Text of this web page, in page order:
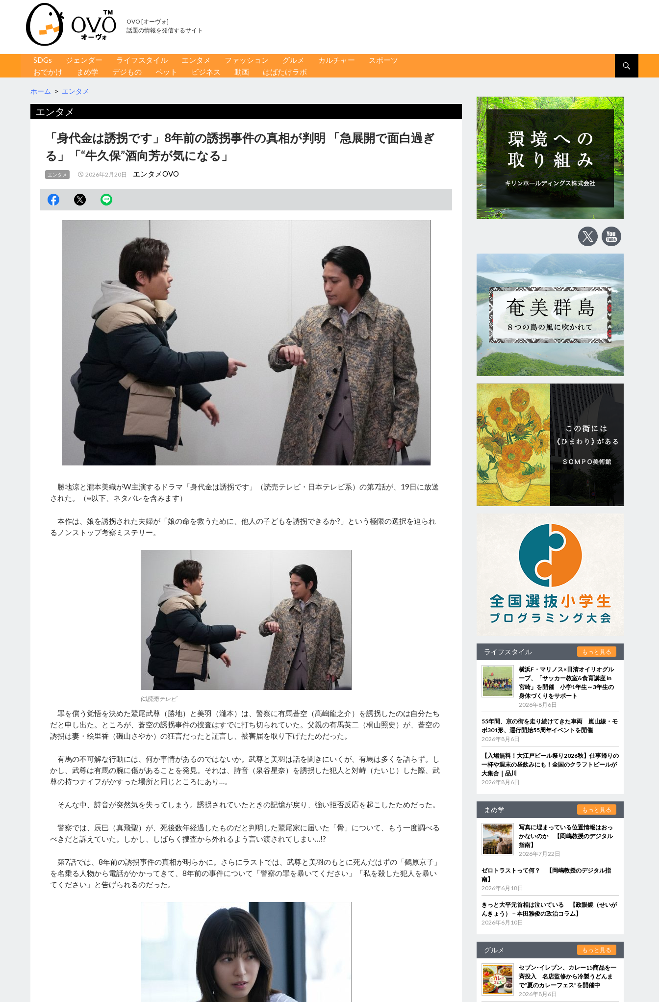
OVO [オーヴォ]
話題の情報を発信するサイト
コンテンツへ移動
SDGs ジェンダー ライフスタイル エンタメ ファッション グルメ カルチャー
スポーツ
おでかけ
まめ学 デジもの ペット ビジネス 動画 はばたけラボ
ホーム > エンタメ
エンタメ
「身代金は誘拐です」8年前の誘拐事件の真相が判明 「急展開で面白過ぎ
る」「“牛久保”酒向芳が気になる」
エンタメ 2026年2月20日 エンタメOVO
勝地涼と瀧本美織がW主演するドラマ「身代金は誘拐です」（読売テレビ・日本テレビ系）の第7話が、19日に放送
された。（※以下、ネタバレを含みます）
本作は、娘を誘拐された夫婦が「娘の命を救うために、他人の子どもを誘拐できるか?」という極限の選択を迫られ
るノンストップ考察ミステリー。
(C)読売テレビ
罪を償う覚悟を決めた鷲尾武尊（勝地）と美羽（瀧本）は、警察に有馬蒼空（髙嶋龍之介）を誘拐したのは自分たち
だと申し出た。ところが、蒼空の誘拐事件の捜査はすでに打ち切られていた。父親の有馬英二（桐山照史）が、蒼空の
誘拐は妻・絵里香（磯山さやか）の狂言だったと証言し、被害届を取り下げたためだった。
有馬の不可解な行動には、何か事情があるのではないか。武尊と美羽は話を聞きにいくが、有馬は多くを語らず。し
かし、武尊は有馬の腕に傷があることを発見。それは、詩音（泉谷星奈）を誘拐した犯人と対峙（たいじ）した際、武
尊の持つナイフがかすった場所と同じところにあり…。
そんな中、詩音が突然気を失ってしまう。誘拐されていたときの記憶が戻り、強い拒否反応を起こしたためだった。
警察では、辰巳（真飛聖）が、死後数年経過したものだと判明した鷲尾家に届いた「骨」について、もう一度調べる
べきだと訴えていた。しかし、しばらく捜査から外れるよう言い渡されてしまい…!?
第7話では、8年前の誘拐事件の真相が明らかに。さらにラストでは、武尊と美羽のもとに死んだはずの「鶴原京子」
を名乗る人物から電話がかかってきて、8年前の事件について「警察の罪を暴いてください」「私を殺した犯人を暴い
てください」と告げられるのだった。
ライフスタイル もっと見る
横浜F・マリノス×日清オイリオグル
ープ、「サッカー教室&食育講座 in
宮崎」を開催 小学1年生～3年生の
身体づくりをサポート
2026年8月6日
55年間、京の街を走り続けてきた車両 嵐山線・モ
ボ301形、運行開始55周年イベントを開催
2026年8月6日
【入場無料！大江戸ビール祭り2026秋】仕事帰りの
一杯や週末の昼飲みにも！全国のクラフトビールが
大集合｜品川
2026年8月6日
まめ学 もっと見る
写真に埋まっている位置情報はおっ
かないのか 【岡嶋教授のデジタル
指南】
2026年7月22日
ゼロトラストって何？ 【岡嶋教授のデジタル指
南】
2026年6月18日
きっと大平元首相は泣いている 【政眼鏡（せいが
んきょう）－本田雅俊の政治コラム】
2026年6月10日
グルメ もっと見る
セブン‐イレブン、カレー15商品を一
斉投入 名店監修から冷製うどんま
で“夏のカレーフェス”を開催中
2026年8月6日